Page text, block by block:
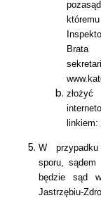
linkiem:
W
sporu,sądem
będzie sąd
Jastrzębiu-